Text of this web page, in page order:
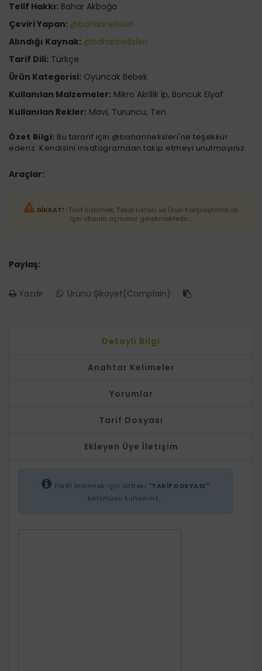
Telif Hakkı: Bahar Akboğa
Çeviri Yapan: @baharinelisleri
Alındığı Kaynak: @baharinelisleri
Tarif Dili: Türkçe
Ürün Kategorisi: Oyuncak Bebek
Kullanılan Malzemeler: Mikro Akrilik İp, Boncuk Elyaf
Kullanılan Rekler: Mavi, Turuncu, Ten
Özet Bilgi: Bu tararif için @baharinelisleri'ne teşekkür
ederiz. Kendisini insatagramdan takip etmeyi unutmayınız.
Araçlar:
DİKKAT! :Tarif İndirmek, Takip Listesi ve Ürün Karşılaştırma vb.
için oturum açmanız gerekmektedir....
Paylaş:
Yazdır Ürünü Şikayet(Complain)
Detaylı Bilgi
Anahtar Kelimeler
Yorumlar
Tarif Dosyası
Ekleyen Üye İletişim
Tarifi indirmek için üstteki "TARİF DOSYASI"
bölümünü kullanınız...